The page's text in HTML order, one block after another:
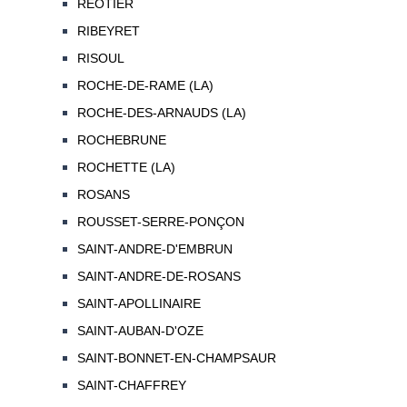
REOTIER
RIBEYRET
RISOUL
ROCHE-DE-RAME (LA)
ROCHE-DES-ARNAUDS (LA)
ROCHEBRUNE
ROCHETTE (LA)
ROSANS
ROUSSET-SERRE-PONÇON
SAINT-ANDRE-D'EMBRUN
SAINT-ANDRE-DE-ROSANS
SAINT-APOLLINAIRE
SAINT-AUBAN-D'OZE
SAINT-BONNET-EN-CHAMPSAUR
SAINT-CHAFFREY